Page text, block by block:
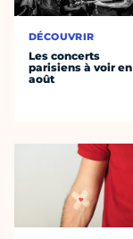
DÉCOUVRIR
Les concerts
parisiens à voir en
août